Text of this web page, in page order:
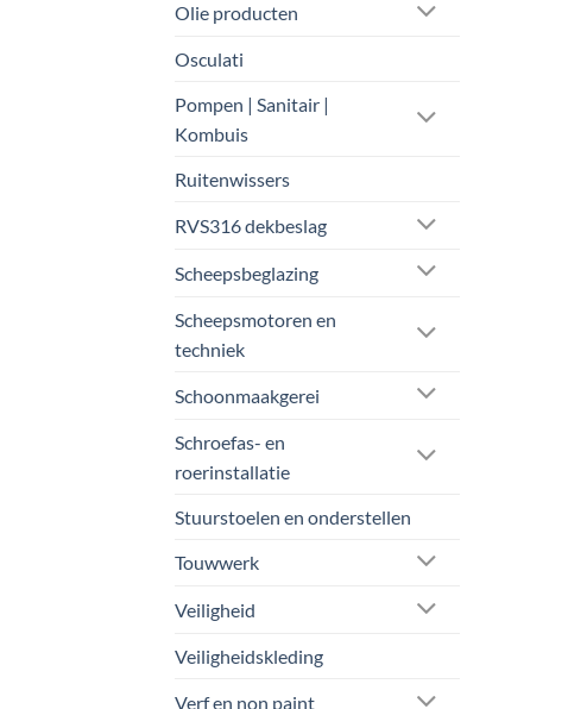
Olie producten
Osculati
Pompen | Sanitair |
Kombuis
Ruitenwissers
RVS316 dekbeslag
Scheepsbeglazing
Scheepsmotoren en
techniek
Schoonmaakgerei
Schroefas- en
roerinstallatie
Stuurstoelen en onderstellen
Touwwerk
Veiligheid
Veiligheidskleding
Verf en non paint